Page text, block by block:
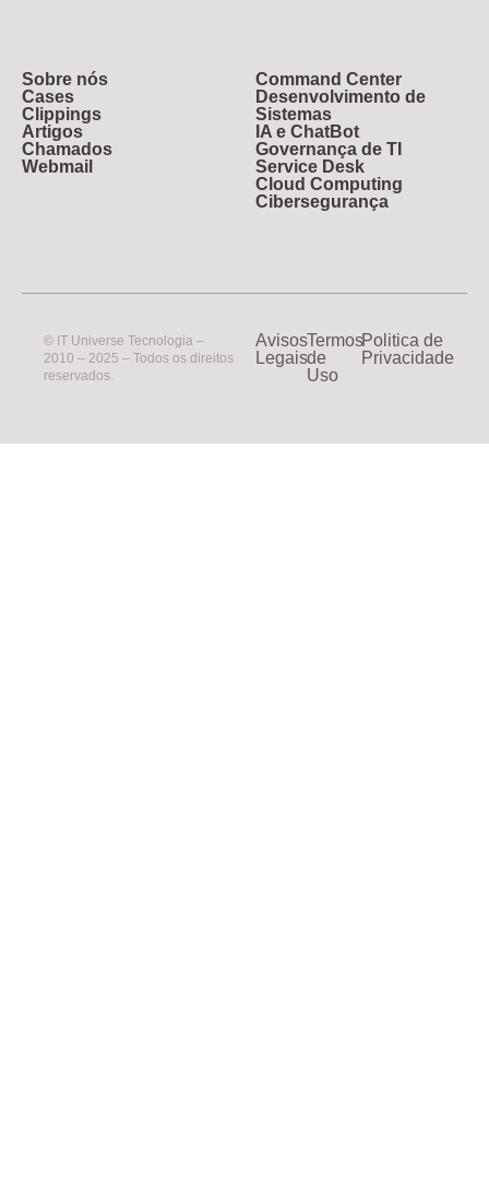
Sobre nós
Cases
Clippings
Artigos
Chamados
Webmail
Command Center
Desenvolvimento de
Sistemas
IA e ChatBot
Governança de TI
Service Desk
Cloud Computing
Cibersegurança
© IT Universe Tecnologia –
2010 – 2025 – Todos os direitos
reservados.
Avisos
Legais
Termos
de
Uso
Politica de
Privacidade